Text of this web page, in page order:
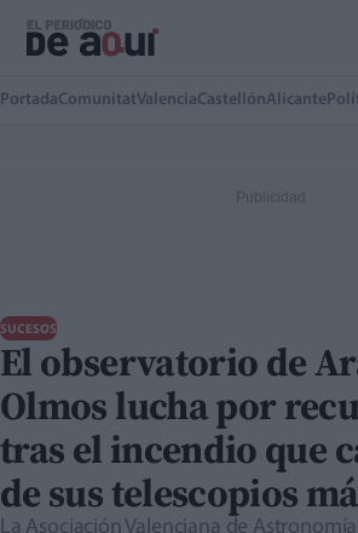
PortadaComunitatValenciaCastellónAlicante
SUCESOS
El observatorio de
Olmos lucha por
tras el incendio que
de sus telescopios
La Asociación Valenciana de